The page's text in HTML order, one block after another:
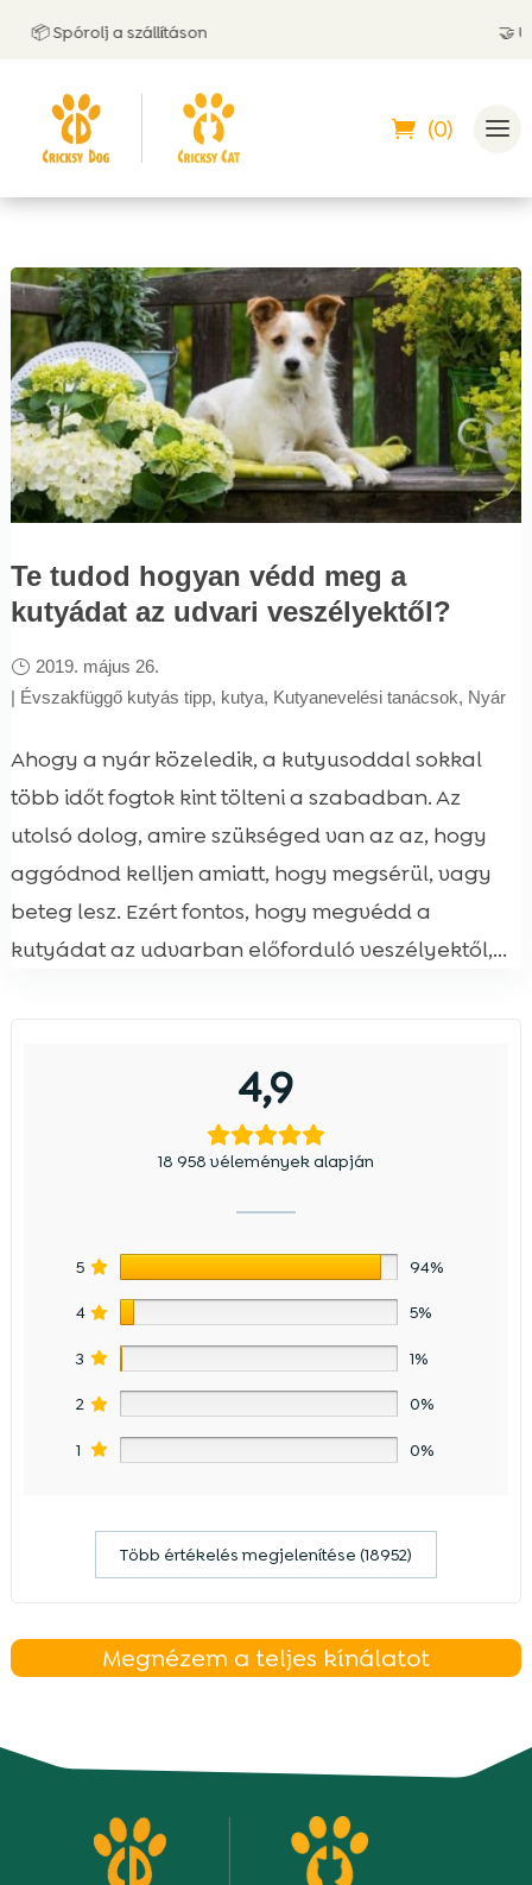
Spórolj a szállításon 🤝
(0)
Te tudod hogyan védd meg a
kutyádat az udvari veszélyektől?
2019. május 26.
| Évszakfüggő kutyás tipp, kutya, Kutyanevelési tanácsok, Nyár
Ahogy a nyár közeledik, a kutyusoddal sokkal
több időt fogtok kint tölteni a szabadban. Az
utolsó dolog, amire szükséged van az az, hogy
aggódnod kelljen amiatt, hogy megsérül, vagy
beteg lesz. Ezért fontos, hogy megvédd a
kutyádat az udvarban előforduló veszélyektől,...
4,9
18 958 vélemények alapján
5 94%
4 5%
3 1%
2 0%
1 0%
Több értékelés megjelenítése (18952)
Megnézem a teljes kínálatot